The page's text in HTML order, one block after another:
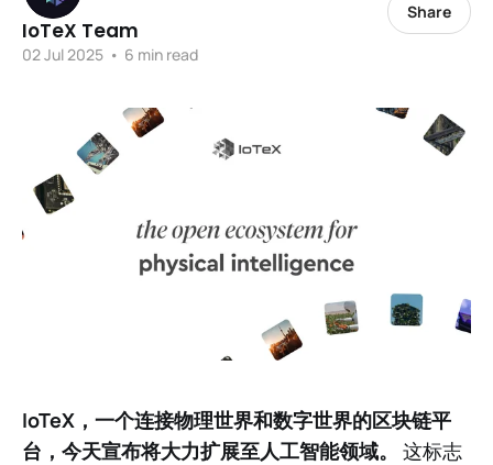
IoTeX Team
02 Jul 2025 • 6 min read
Share
IoTeX，一个连接物理世界和数字世界的区块链平
台，今天宣布将大力扩展至人工智能领域。
这标志